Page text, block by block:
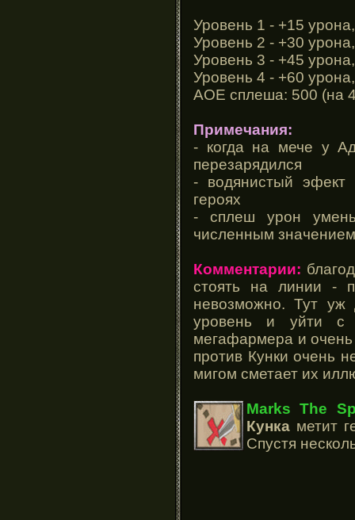
Уровень 1 - +15
Уровень 2 - +30
Уровень 3 - +45
Уровень 4 - +60
АОЕ сплеша: 500 (на
Примечания:
- когда на мече у
перезарядился
- водянистый эфект
героях
- сплеш урон
численным значением
Комментарии:
стоять на линии -
невозможно. Тут уж
уровень и уйти с
мегафармера и очень
против Кунки очень
мигом сметает их
Marks The
Кунка метит
Спустя